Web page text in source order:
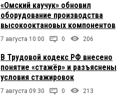
«Омский каучук» обновил
оборудование производства
высокооктановых компонентов
7 августа 10:00 0 206
В Трудовой кодекс РФ внесено
понятие «стажёр» и разъяснены
условия стажировок
7 августа 09:30 0 213